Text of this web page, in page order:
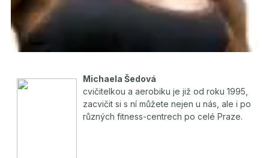
Michaela Šedová
cvičitelkou a aerobiku je již od roku 1995,
zacvičit si s ní můžete nejen u nás, ale i po
různých fitness-centrech po celé Praze.